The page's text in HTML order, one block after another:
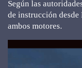
Según las
de instrucción
ambos motores.